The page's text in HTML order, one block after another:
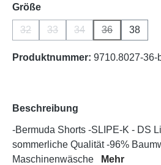
Größeauswählen
32
(Diese Option ist zurzeit nicht
33
(Diese Option ist zurzeit
34
(Diese Option ist
36
(Diese Option
38
Produktnummer: 9710.8027-36-
Beschreibung
-Bermuda Shorts -SLIPE-K - DS
sommerliche Qualität -96%
Maschinenwäsche
Mehr